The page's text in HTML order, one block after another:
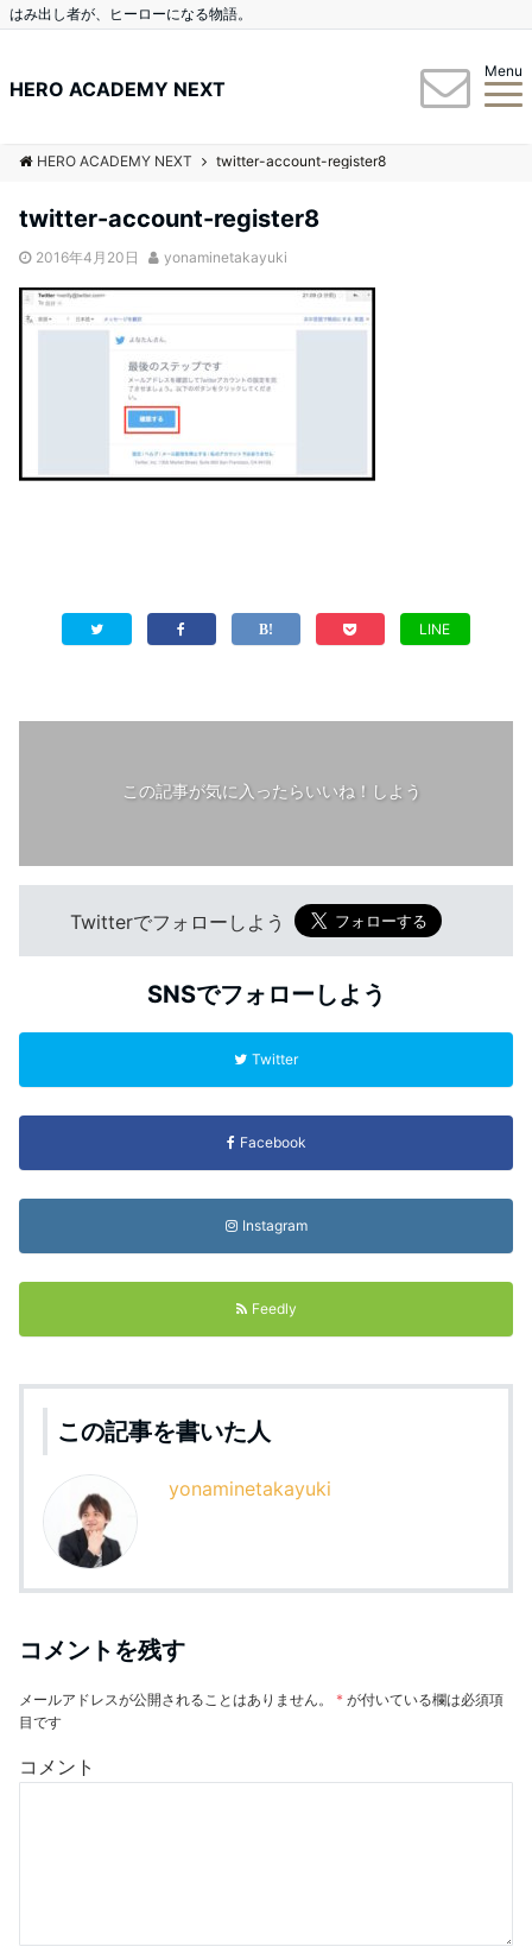
はみ出し者が、ヒーローになる物語。
HERO ACADEMY NEXT
Menu
HERO ACADEMY NEXT twitter-account-register8
twitter-account-register8
2016年4月20日 yonaminetakayuki
LINE
この記事が気に入ったらいいね！しよう
Twitterでフォローしよう
SNSでフォローしよう
Twitter
Facebook
Instagram
Feedly
この記事を書いた人
yonaminetakayuki
コメントを残す
メールアドレスが公開されることはありません。 * が付いている欄は必須項
目です
コメント